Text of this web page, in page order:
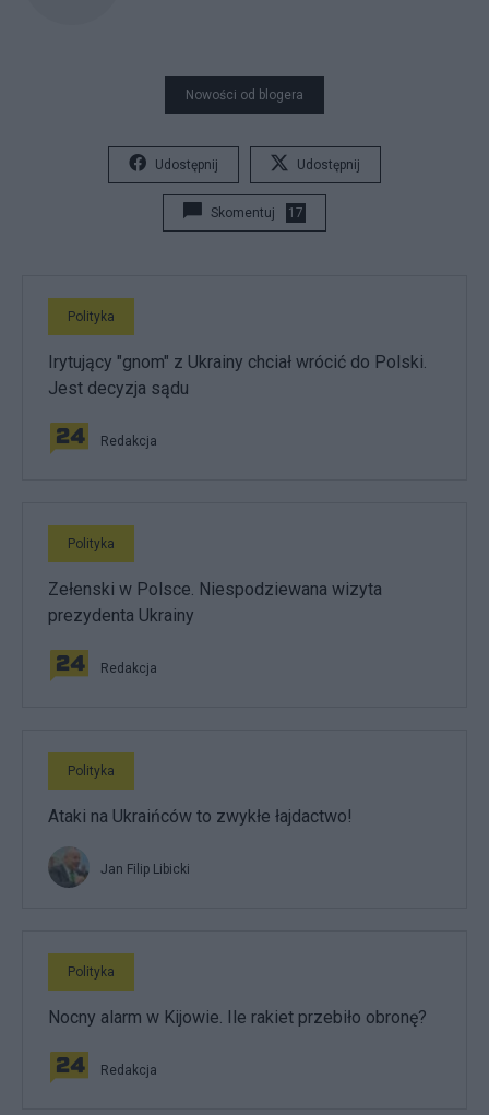
Nowości od blogera
Udostępnij Udostępnij
Skomentuj 17
Polityka
Irytujący "gnom" z Ukrainy chciał wrócić do Polski.
Jest decyzja sądu
Redakcja
Polityka
Zełenski w Polsce. Niespodziewana wizyta
prezydenta Ukrainy
Redakcja
Polityka
Ataki na Ukraińców to zwykłe łajdactwo!
Jan Filip Libicki
Polityka
Nocny alarm w Kijowie. Ile rakiet przebiło obronę?
Redakcja